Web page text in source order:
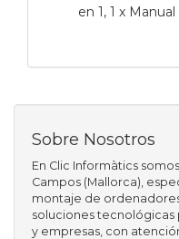
en 1, 1 x
Sobre Nosotros
En Clic Informàtics
Campos (Mallorca),
montaje de
soluciones tecnológicas
y empresas, con